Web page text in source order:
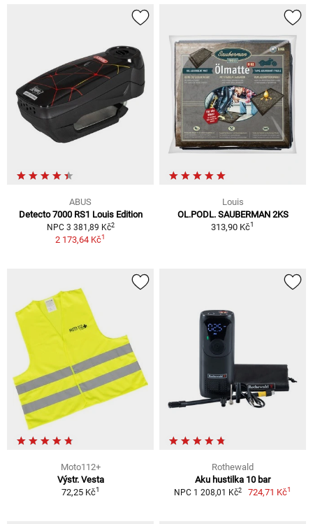
ABUS
Detecto 7000 RS1 Louis Edition
NPC 3 381,89 Kč2
2 173,64 Kč1
Louis
OL.PODL. SAUBERMAN 2KS
313,90 Kč1
Moto112+
Výstr. Vesta
72,25 Kč1
Rothewald
Aku hustilka 10 bar
NPC 1 208,01 Kč2 724,71 Kč1